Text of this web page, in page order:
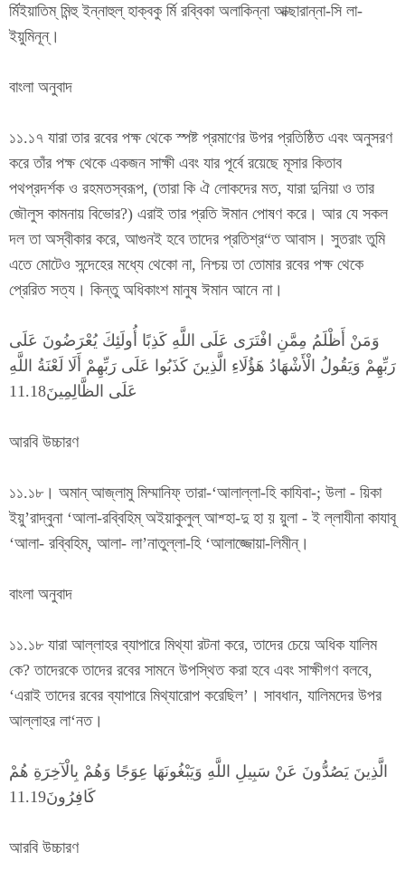
র্মিইয়াতিম্ মিন্হু ইন্নাহুল্ হাক্বকু র্মি রব্বিকা অলাকিন্না আক্ছারান্না-সি লা-
ইয়ুমিনূন্।
বাংলা অনুবাদ
১১.১৭ যারা তার রবের পক্ষ থেকে স্পষ্ট প্রমাণের উপর প্রতিষ্ঠিত এবং অনুসরণ
করে তাঁর পক্ষ থেকে একজন সাক্ষী এবং যার পূর্বে রয়েছে মূসার কিতাব
পথপ্রদর্শক ও রহমতস্বরূপ, (তারা কি ঐ লোকদের মত, যারা দুনিয়া ও তার
জৌলুস কামনায় বিভোর?) এরাই তার প্রতি ঈমান পোষণ করে। আর যে সকল
দল তা অস্বীকার করে, আগুনই হবে তাদের প্রতিশ্র“ত আবাস। সুতরাং তুমি
এতে মোটেও সন্দেহের মধ্যে থেকো না, নিশ্চয় তা তোমার রবের পক্ষ থেকে
প্রেরিত সত্য। কিন্তু অধিকাংশ মানুষ ঈমান আনে না।
وَمَنْ أَظْلَمُ مِمَّنِ افْتَرَى عَلَى اللَّهِ كَذِبًا أُولَئِكَ يُعْرَضُونَ عَلَى
رَبِّهِمْ وَيَقُولُ الْأَشْهَادُ هَؤُلَاءِ الَّذِينَ كَذَبُوا عَلَى رَبِّهِمْ أَلَا لَعْنَةُ اللَّهِ
عَلَى الظَّالِمِينَ11.18
আরবি উচ্চারণ
১১.১৮। অমান্ আজ্লামু মিম্মানিফ্ তারা-‘আলাল্লা-হি কাযিবা-; উলা - য়িকা
ইয়ু’রাদ্বুনা ‘আলা-রব্বিহিম্ অইয়াকুলুল্ আশ্হা-দু হা য় য়ুলা - ই ল্লাযীনা কাযাবূ
‘আলা- রব্বিহিম্, আলা- লা’নাতুল্লা-হি ‘আলাজ্জোয়া-লিমীন্।
বাংলা অনুবাদ
১১.১৮ যারা আল্লাহর ব্যাপারে মিথ্যা রটনা করে, তাদের চেয়ে অধিক যালিম
কে? তাদেরকে তাদের রবের সামনে উপস্থিত করা হবে এবং সাক্ষীগণ বলবে,
‘এরাই তাদের রবের ব্যাপারে মিথ্যারোপ করেছিল’। সাবধান, যালিমদের উপর
আল্লাহর লা‘নত।
الَّذِينَ يَصُدُّونَ عَنْ سَبِيلِ اللَّهِ وَيَبْغُونَهَا عِوَجًا وَهُمْ بِالْآخِرَةِ هُمْ
كَافِرُونَ11.19
আরবি উচ্চারণ